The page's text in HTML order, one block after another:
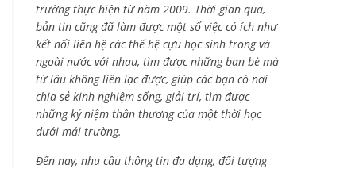
trường thực hiện từ năm 2009. Thời gian qua,
bản tin cũng đã làm được một số việc có ích như
kết nối liên hệ các thế hệ cựu học sinh trong và
ngoài nước với nhau, tìm được những bạn bè mà
từ lâu không liên lạc được, giúp các bạn có nơi
chia sẻ kinh nghiệm sống, giải trí, tìm được
những kỷ niệm thân thương của một thời học
dưới mái trường.
Đến nay, nhu cầu thông tin đa dạng, đối tượng